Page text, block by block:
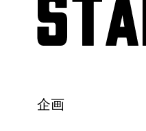
企画